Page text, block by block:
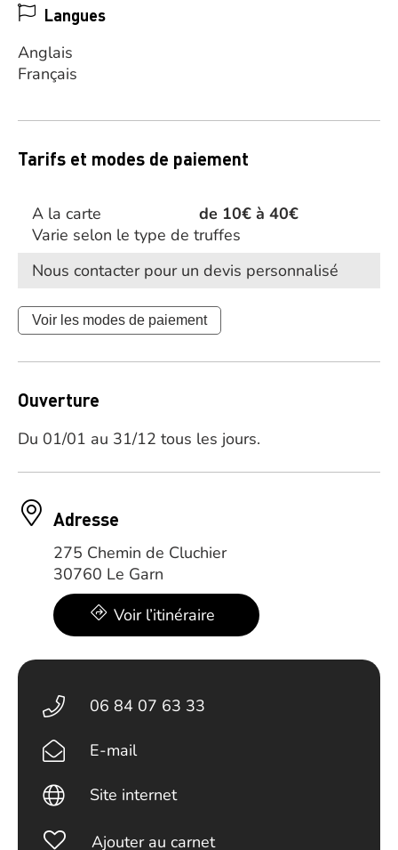
Langues
Anglais
Français
Tarifs et modes de paiement
A la carte
de 10€ à 40€
Varie selon le type de truffes
Nous contacter pour un devis personnalisé
Voir les modes de paiement
Ouverture
Du 01/01 au 31/12 tous les jours.
Adresse
275 Chemin de Cluchier
30760 Le Garn
Voir l’itinéraire
06 84 07 63 33
E-mail
Site internet
Ajouter au carnet